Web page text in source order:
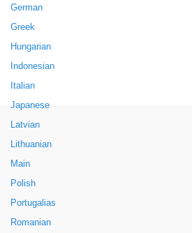
German
Greek
Hungarian
Indonesian
Italian
Japanese
Latvian
Lithuanian
Main
Polish
Portugalias
Romanian